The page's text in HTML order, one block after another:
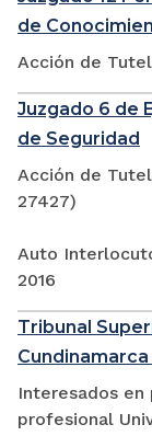
de
Acción de
Juzgado 6 de
de Seguridad
Acción de
27427)
Auto
2016
Tribunal
Interesados
profesional